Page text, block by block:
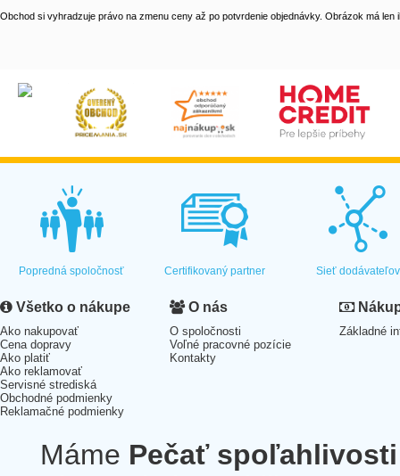
Obchod si vyhradzuje právo na zmenu ceny až po potvrdenie objednávky. Obrázok má len
Popredná spoločnosť Certifikovaný partner Sieť dodávateľov
Všetko o nákupe
Ako nakupovať
Cena dopravy
Ako platiť
Ako reklamovať
Servisné strediská
Obchodné podmienky
Reklamačné podmienky
O nás
O spoločnosti
Voľné pracovné pozície
Kontakty
Základné
Máme Pečať spoľahlivosti